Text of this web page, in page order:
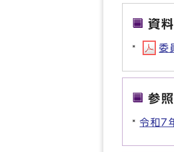
資料
委
参
令和7